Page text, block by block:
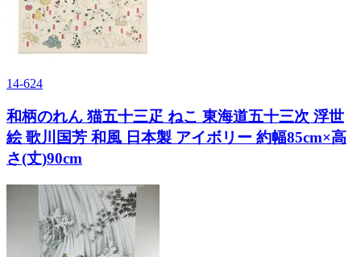
14-624
和柄のれん 猫五十三疋 ねこ 東海道五十三次 浮世
絵 歌川国芳 和風 日本製 アイボリー 約幅85cm×高
さ(丈)90cm